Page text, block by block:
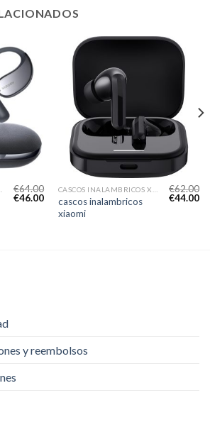
€64.00
€46.00
cascos inalambricos
xiaomi
€62.00
€44.00
y reembolsos